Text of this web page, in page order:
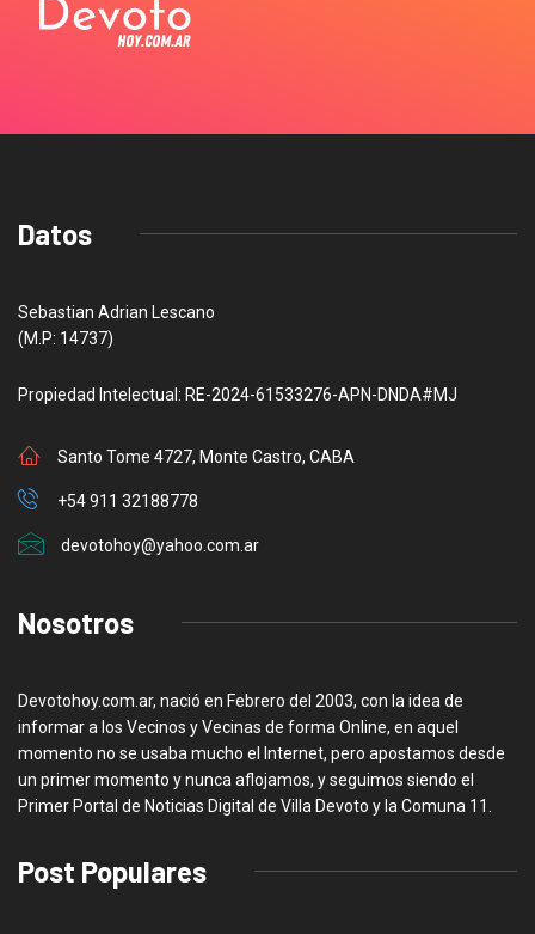
Datos
Sebastian Adrian Lescano
(M.P: 14737)
Propiedad Intelectual: RE-2024-61533276-APN-DNDA#MJ
Santo Tome 4727, Monte Castro, CABA
+54 911 32188778
devotohoy@yahoo.com.ar
Nosotros
Devotohoy.com.ar, nació en Febrero del 2003, con la idea de
informar a los Vecinos y Vecinas de forma Online, en aquel
momento no se usaba mucho el Internet, pero apostamos desde
un primer momento y nunca aflojamos, y seguimos siendo el
Primer Portal de Noticias Digital de Villa Devoto y la Comuna 11.
Post Populares